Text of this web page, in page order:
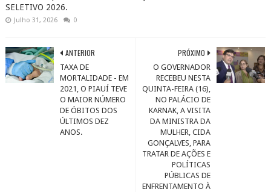
SELETIVO 2026.
Julho 31, 2026 0
PRÓXIMO
O GOVERNADOR
RECEBEU NESTA
QUINTA-FEIRA (16),
NO PALÁCIO DE
KARNAK, A VISITA
DA MINISTRA DA
MULHER, CIDA
GONÇALVES, PARA
TRATAR DE AÇÕES E
POLÍTICAS
PÚBLICAS DE
ENFRENTAMENTO À
ANTERIOR
TAXA DE
MORTALIDADE - EM
2021, O PIAUÍ TEVE
O MAIOR NÚMERO
DE ÓBITOS DOS
ÚLTIMOS DEZ
ANOS.